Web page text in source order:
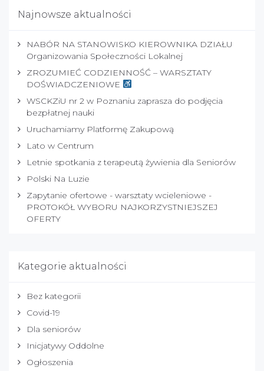
Najnowsze aktualności
NABÓR NA STANOWISKO KIEROWNIKA DZIAŁU
Organizowania Społeczności Lokalnej
ZROZUMIEĆ CODZIENNOŚĆ – WARSZTATY
DOŚWIADCZENIOWE
WSCKZiU nr 2 w Poznaniu zaprasza do podjęcia
bezpłatnej nauki
Uruchamiamy Platformę Zakupową
Lato w Centrum
Letnie spotkania z terapeutą żywienia dla Seniorów
Polski Na Luzie
Zapytanie ofertowe - warsztaty wcieleniowe -
PROTOKÓŁ WYBORU NAJKORZYSTNIEJSZEJ
OFERTY
Kategorie aktualności
Bez kategorii
Covid-19
Dla seniorów
Inicjatywy Oddolne
Ogłoszenia